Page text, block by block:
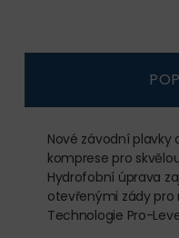
Nové závodní plavky
komprese pro
Hydrofobní úprava
otevřenými zády pro
Technologie Pro-